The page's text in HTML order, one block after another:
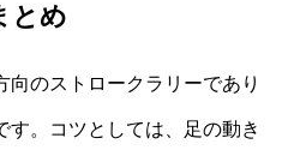
とめ
向のストロークラリーであり
す。コツとしては、足の動き